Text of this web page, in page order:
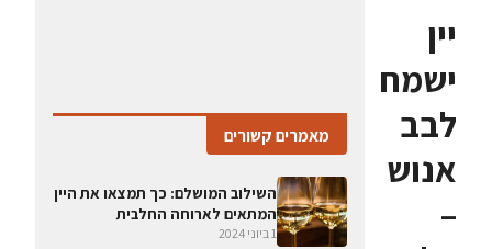
יין
ישמח
לבב
אנוש
–
מאמרים קשורים
השילוב המושלם: כך תמצאו את היין
המתאים לארוחה החלבית
1 ביוני 2024